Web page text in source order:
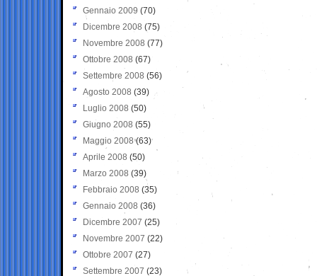
Gennaio 2009 (70)
Dicembre 2008 (75)
Novembre 2008 (77)
Ottobre 2008 (67)
Settembre 2008 (56)
Agosto 2008 (39)
Luglio 2008 (50)
Giugno 2008 (55)
Maggio 2008(63)
Aprile 2008 (50)
Marzo 2008 (39)
Febbraio 2008 (35)
Gennaio 2008 (36)
Dicembre 2007 (25)
Novembre 2007 (22)
Ottobre 2007 (27)
Settembre 2007 (23)